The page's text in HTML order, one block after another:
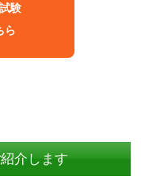
験
ら
介します